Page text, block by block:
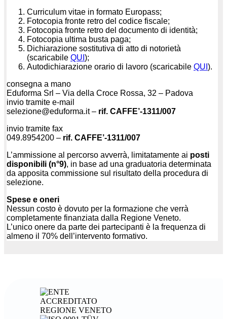
Curriculum vitae in formato Europass;
Fotocopia fronte retro del codice fiscale;
Fotocopia fronte retro del documento di identità;
Fotocopia ultima busta paga;
Dichiarazione sostitutiva di atto di notorietà
(scaricabile QUI );
Autodichiarazione orario di lavoro (scaricabile QUI ).
consegna a mano
Eduforma Srl – Via della Croce Rossa, 32 – Padova
invio tramite e-mail
selezione@eduforma.it – rif. CAFFE’-1311/007
invio tramite fax
049.8954200 – rif. CAFFE’-1311/007
L’ammissione al percorso avverrà, limitatamente ai posti
disponibili (n°9), in base ad una graduatoria determinata
da apposita commissione sul risultato della procedura di
selezione.
Spese e oneri
Nessun costo è dovuto per la formazione che verrà
completamente finanziata dalla Regione Veneto.
L’unico onere da parte dei partecipanti è la frequenza di
almeno il 70% dell’intervento formativo.